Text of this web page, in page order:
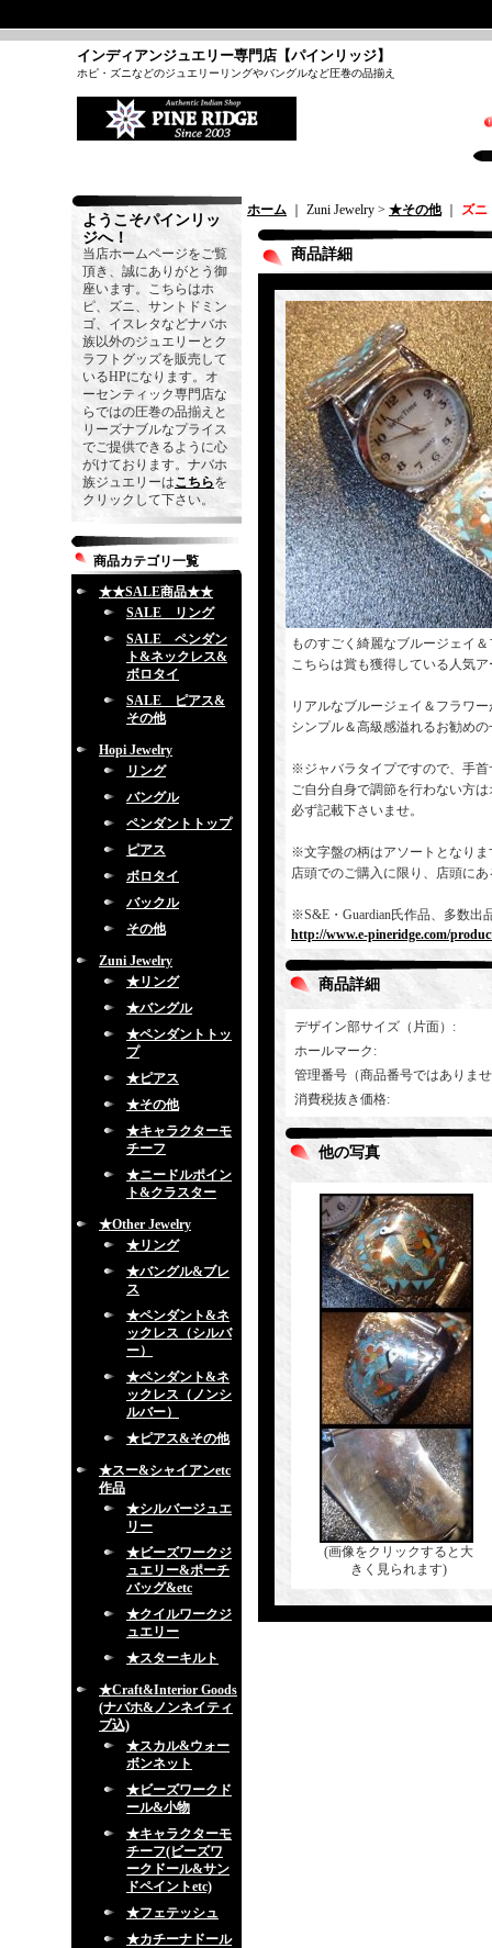
インディアンジュエリー専門店【パインリッジ】
ホピ・ズニなどのジュエリーリングやバングルなど圧巻の品揃え
ようこそパインリッ
ジへ！
当店ホームページをご覧
頂き、誠にありがとう御
座います。こちらはホ
ピ、ズニ、サントドミン
ゴ、イスレタなどナバホ
族以外のジュエリーとク
ラフトグッズを販売して
いるHPになります。オ
ーセンティック専門店な
らではの圧巻の品揃えと
リーズナブルなプライス
でご提供できるように心
がけております。ナバホ
族ジュエリーはこちらを
クリックして下さい。
商品カテゴリ一覧
★★SALE商品★★
SALE リング
SALE ペンダン
ト&ネックレス&
ボロタイ
SALE ピアス&
その他
Hopi Jewelry
リング
バングル
ペンダントトップ
ピアス
ボロタイ
バックル
その他
Zuni Jewelry
★リング
★バングル
★ペンダントトッ
プ
★ピアス
★その他
★キャラクターモ
チーフ
★ニードルポイン
ト&クラスター
★Other Jewelry
★リング
★バングル&ブレ
ス
★ペンダント&ネ
ックレス（シルバ
ー）
★ペンダント&ネ
ックレス（ノンシ
ルバー）
★ピアス&その他
★スー&シャイアンetc
作品
★シルバージュエ
リー
★ビーズワークジ
ュエリー&ポーチ
バッグ&etc
★クイルワークジ
ュエリー
★スターキルト
★Craft&Interior Goods
(ナバホ&ノンネイティ
ブ込)
★スカル&ウォー
ボンネット
★ビーズワークド
ール&小物
★キャラクターモ
チーフ(ビーズワ
ークドール&サン
ドペイントetc)
★フェテッシュ
★カチーナドール
ホーム ｜ Zuni Jewelry > ★その他｜ ズ
商品詳細
ものすごく綺麗なブルージェイ
こちらは賞も獲得している人気
リアルなブルージェイ＆フラワ
シンプル＆高級感溢れるお勧め
※ジャバラタイプですので、手
ご自分自身で調節を行わない方
必ず記載下さいませ。
※文字盤の柄はアソートとなり
店頭でのご購入に限り、店頭に
※S&E・Guardian氏作品、多数出
http://www.e-pineridge.com/
商品詳細
デザイン部サイズ（片面） :
ホールマーク :
管理番号（商品番号ではありま
消費税抜き価格:
他の写真
(画像をクリックすると大
きく見られます)